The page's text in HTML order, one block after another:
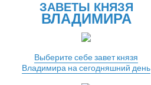
ЗАВЕТЫ КНЯЗЯ
ВЛАДИМИРА
Выберите себе завет князя
Владимира на сегодняшний день